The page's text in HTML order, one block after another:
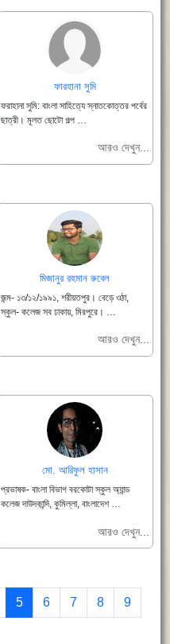
ফারহানা সুমি
ফরাহানা সুমি: বাংলা সাহিত্যে স্নাতকোত্তর পর্বের
ছাত্রী। মূলত ছোটো গল্প …
আরও দেখুন...
মিজানুর রহমান রুবেল
জন্ম- ১৩/১২/১৯৯১, শরীয়তপুর। বেড়ে ওঠা,
স্কুল- কলেজ সব ঢাকায়, মিরপুরে। …
আরও দেখুন...
মো. আরিফুল হাসান
প্রভাষক- বাংলা বিভাগ বরকোটা স্কুল অ্যান্ড
কলেজ দাউদকান্দি, কুমিল্লা, বাংলাদেশ …
আরও দেখুন...
5 6 7 8 9